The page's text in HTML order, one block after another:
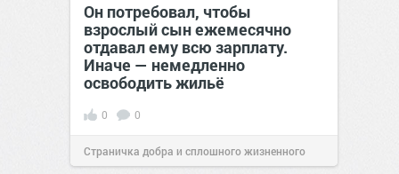
Он потребовал, чтобы
взрослый сын ежемесячно
отдавал ему всю зарплату.
Иначе — немедленно
освободить жильё
0 0
Страничка добра и сплошного жизненного